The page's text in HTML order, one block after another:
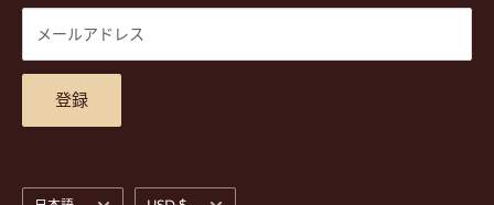
DVD
チケット
楽器レンタル
商品検索
お問合せ
アクセスマップ
メールアドレス
登録
休)